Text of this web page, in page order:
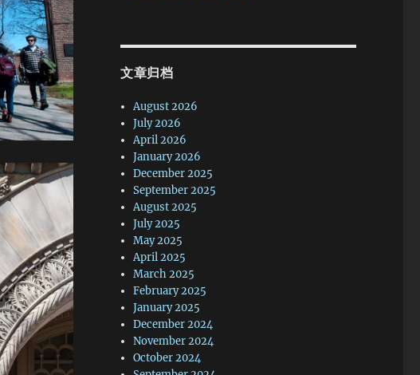
文章归档
August 2026
July 2026
April 2026
January 2026
December 2025
September 2025
August 2025
July 2025
May 2025
April 2025
March 2025
February 2025
January 2025
December 2024
November 2024
October 2024